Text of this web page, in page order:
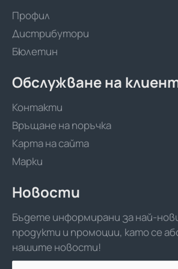
Профил
Дистрибутори
Бюлетин
Обслужване на
Контакти
Връщане на поръчка
Карта на сайта
Марки
Новости
Бъдете информирани за най-
продукти и промоции, като се
нашите новости!